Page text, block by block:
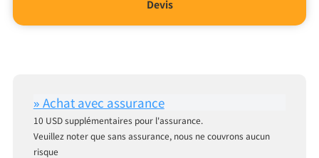
Devis
10 USD supplémentaires pour l'assurance.
Veuillez noter que sans assurance, nous ne couvrons aucun
risque